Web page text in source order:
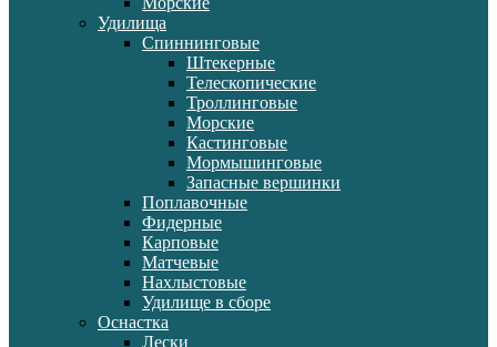
Удилища
Спиннинговые
Штекерные
Телескопические
Троллинговые
Морские
Кастинговые
Мормышинговые
Запасные вершинки
Поплавочные
Фидерные
Карповые
Матчевые
Нахлыстовые
Удилище в сборе
Оснастка
Лески